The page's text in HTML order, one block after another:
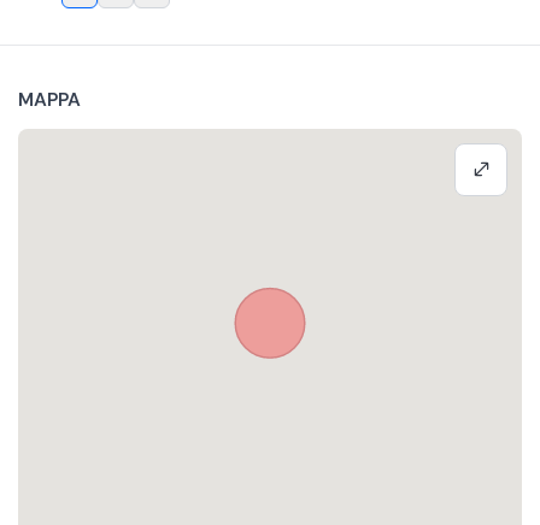
MAPPA